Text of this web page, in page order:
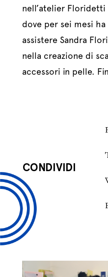
nell’atelier Floridetti
dove per sei mesi
assistere Sandra
nella creazione di
accessori in pelle.
CONDIVIDI